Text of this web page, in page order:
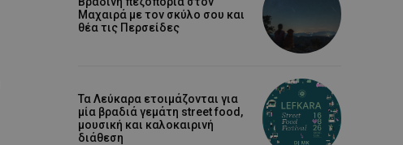
Μαχαιρά με τον σκύλο σου και
θέα τις Περσείδες
Τα Λεύκαρα ετοιμάζονται για
μία βραδιά γεμάτη street food,
μουσική και καλοκαιρινή
διάθεση